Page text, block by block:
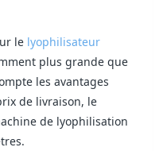
le lyophilisateur
plus grande que
les avantages
de livraison, le
de lyophilisation